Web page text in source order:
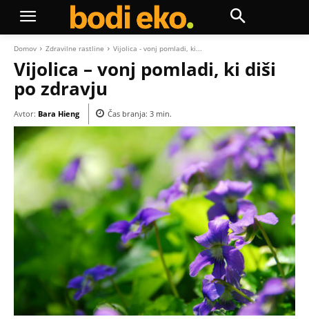
Domov Zdravilne rastline Vijolica - vonj pomladi, ki...
Vijolica – vonj pomladi, ki diši
po zdravju
Avtor: Bara Hieng Čas branja: 3 min.